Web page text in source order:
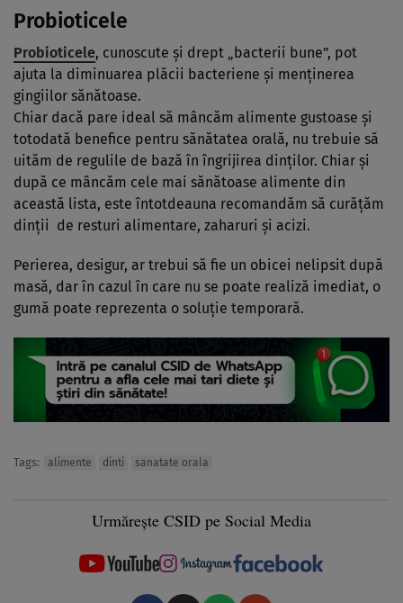
Probioticele
Probioticele, cunoscute şi drept „bacterii bune”, pot
ajuta la diminuarea plăcii bacteriene şi menţinerea
gingiilor sănătoase.
Chiar dacă pare ideal să mâncăm alimente gustoase şi
totodată benefice pentru sănătatea orală, nu trebuie să
uităm de regulile de bază în îngrijirea dinţilor. Chiar şi
după ce mâncăm cele mai sănătoase alimente din
această lista, este întotdeauna recomandăm să curăţăm
dinţii de resturi alimentare, zaharuri şi acizi.
Perierea, desigur, ar trebui să fie un obicei nelipsit după
masă, dar în cazul în care nu se poate realiză imediat, o
gumă poate reprezenta o soluţie temporară.
Tags: alimente dinti sanatate orala
Urmărește CSID pe Social Media